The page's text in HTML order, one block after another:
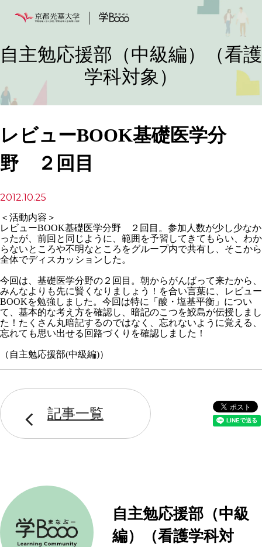
自主勉応援部（中級編）（看護
学科対象）
レビューBOOK基礎医学分
野 ２回目
2012.10.25
＜活動内容＞
レビューBOOK基礎医学分野 ２回目。参加人数が少し少なか
ったが、前回と同じように、範囲を予習してきてもらい、わか
らないところや不明なところをグループ内で共有し、そこから
全体でディスカッションした。
今回は、基礎医学分野の２回目。朝からがんばって来たから、
みんなよりも先に賢くなりましょう！を合い言葉に、レビュー
BOOKを勉強しました。今回は特に「酸・塩基平衡」につい
て、基本的な考え方を確認し、暗記のこつを鮫島が伝授しまし
た！たくさん丸暗記するのではなく、忘れないように覚える、
忘れても思い出せる回路づくりを確認しました！
（自主勉応援部(中級編)）
記事一覧
自主勉応援部（中級
編）（看護学科対